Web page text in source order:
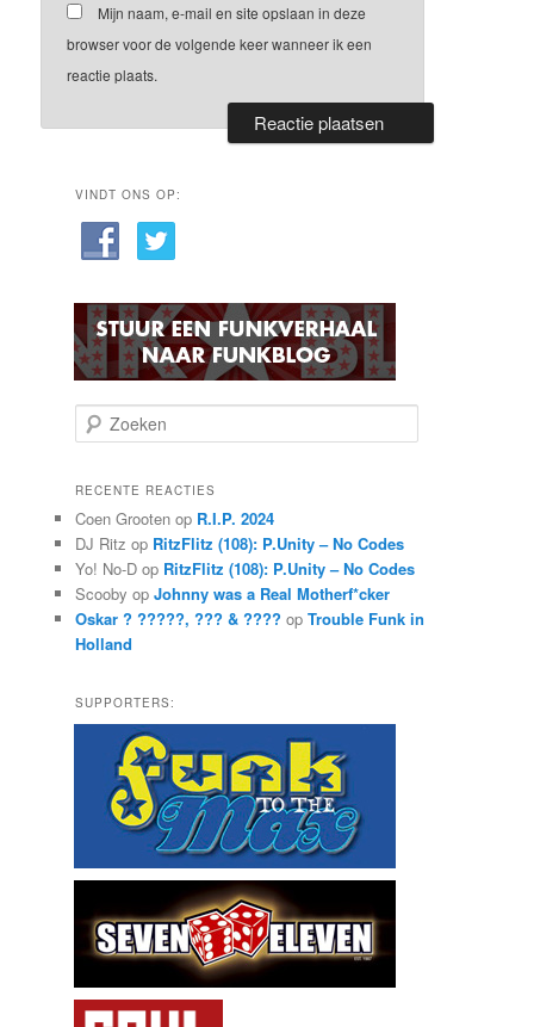
Mijn naam, e-mail en site opslaan in deze
browser voor de volgende keer wanneer ik een
reactie plaats.
VINDT ONS OP:
o
k
n
RECENTE REACTIES
Coen Grootenop R.I.P. 2024
DJ Ritz op RitzFlitz (108): P.Unity – No Codes
Yo! No-Dop RitzFlitz (108): P.Unity – No Codes
Scooby op Johnny was a Real Motherf*cker
Oskar ? ?????, ??? & ???? op Trouble Funk in
Holland
SUPPORTERS: